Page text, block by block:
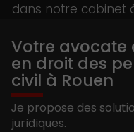
dans notre cabinet
Votre avocate
en droit des
civil à Rouen
Je propose des
juridiques.